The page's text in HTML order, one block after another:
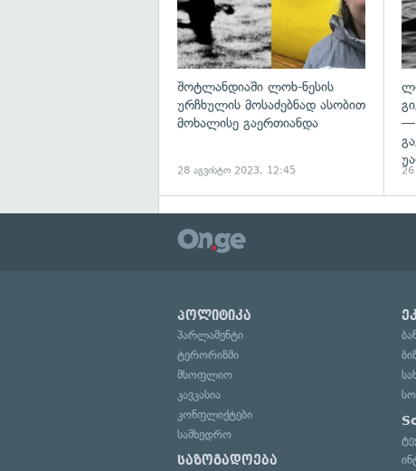
შოტლანდიაში ლოხ-ნესის
ურჩხულის მოსაძებნად ასობით
მოხალისე გაერთიანდა
28 აგვისტო 2023, 12:45
—
პოლიტიკა
პარლამენტი
ტერორიზმი
მსოფლიო
კავკასია
კონფლიქტები
სამხედრო
საზოგადოება